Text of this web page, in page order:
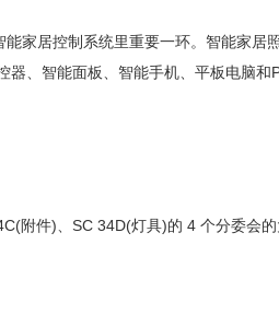
家居控制系统里重要一环。智能家
、智能面板、智能手机、平板电脑
附件)、SC 34D(灯具)的 4 个分委